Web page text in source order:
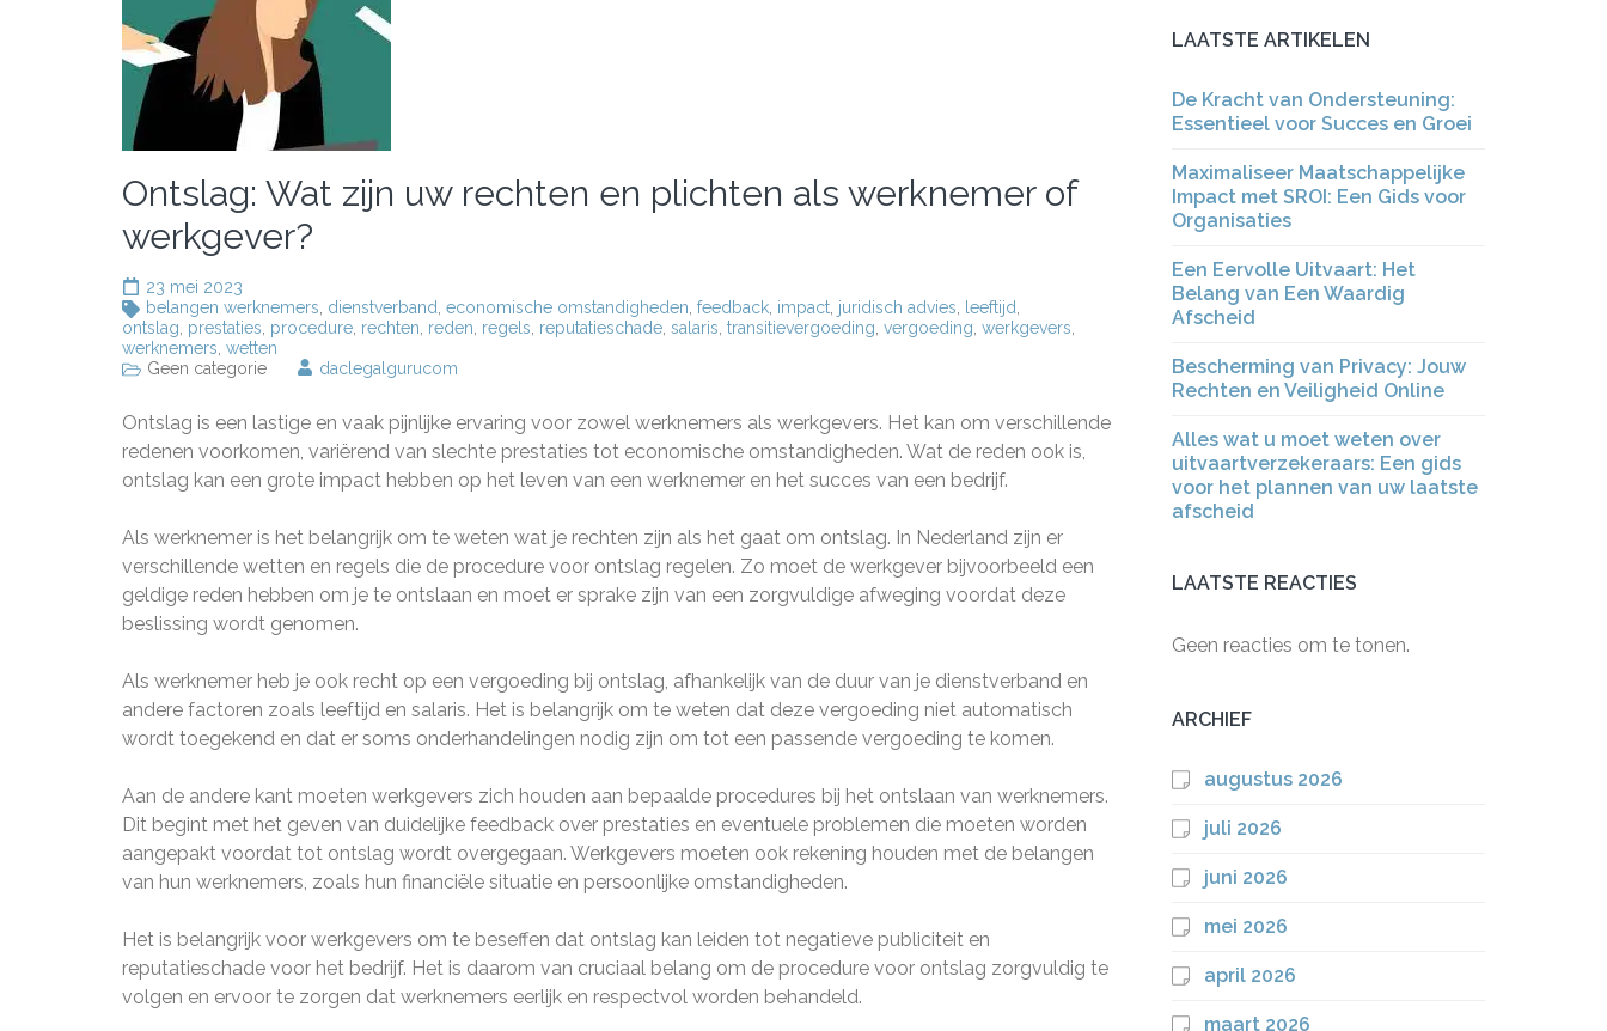
Ontslag: Wat zijn uw rechten en plichten als werknemer of
werkgever?
23 mei 2023
belangen werknemers dienstverband economische omstandigheden feedback impact juridisch advies leeftijd
ontslag prestaties procedure rechten reden regels reputatieschade salaris transitievergoeding vergoeding werkgevers
werknemers wetten
Geen categorie
daclegalgurucom
Ontslag is een lastige en vaak pijnlijke ervaring voor zowel werknemers als werkgevers. Het kan om verschillende
redenen voorkomen, variërend van slechte prestaties tot economische omstandigheden. Wat de reden ook is,
ontslag kan een grote impact hebben op het leven van een werknemer en het succes van een bedrijf.
Als werknemer is het belangrijk om te weten wat je rechten zijn als het gaat om ontslag. In Nederland zijn er
verschillende wetten en regels die de procedure voor ontslag regelen. Zo moet de werkgever bijvoorbeeld een
geldige reden hebben om je te ontslaan en moet er sprake zijn van een zorgvuldige afweging voordat deze
beslissing wordt genomen.
Als werknemer heb je ook recht op een vergoeding bij ontslag, afhankelijk van de duur van je dienstverband en
andere factoren zoals leeftijd en salaris. Het is belangrijk om te weten dat deze vergoeding niet automatisch
wordt toegekend en dat er soms onderhandelingen nodig zijn om tot een passende vergoeding te komen.
Aan de andere kant moeten werkgevers zich houden aan bepaalde procedures bij het ontslaan van werknemers.
Dit begint met het geven van duidelijke feedback over prestaties en eventuele problemen die moeten worden
aangepakt voordat tot ontslag wordt overgegaan. Werkgevers moeten ook rekening houden met de belangen
van hun werknemers, zoals hun financiële situatie en persoonlijke omstandigheden.
Het is belangrijk voor werkgevers om te beseffen dat ontslag kan leiden tot negatieve publiciteit en
reputatieschade voor het bedrijf. Het is daarom van cruciaal belang om de procedure voor ontslag zorgvuldig te
volgen en ervoor te zorgen dat werknemers eerlijk en respectvol worden behandeld.
LAATSTE ARTIKELEN
De Kracht van Ondersteuning:
Essentieel voor Succes en Groei
Maximaliseer Maatschappelijke
Impact met SROI: Een Gids voor
Organisaties
Een Eervolle Uitvaart: Het
Belang van Een Waardig
Afscheid
Bescherming van Privacy: Jouw
Rechten en Veiligheid Online
Alles wat u moet weten over
uitvaartverzekeraars: Een gids
voor het plannen van uw laatste
afscheid
LAATSTE REACTIES
Geen reacties om te tonen.
ARCHIEF
augustus 2026
juli 2026
juni 2026
mei 2026
april 2026
maart 2026